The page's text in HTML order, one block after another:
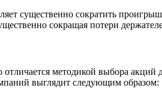
существенно сократить
сокращая потери
методикой выбора
выглядит следующим образом: